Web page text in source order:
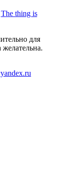
The thing is
для